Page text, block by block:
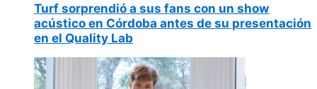
Turf sorprendió a sus fans con un show
acústico en Córdoba antes de su presentación
en el Quality Lab